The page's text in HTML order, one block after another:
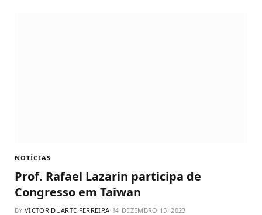
NOTÍCIAS
Prof. Rafael Lazarin participa de
Congresso em Taiwan
BY VICTOR DUARTE FERREIRA DEZEMBRO 15, 2023